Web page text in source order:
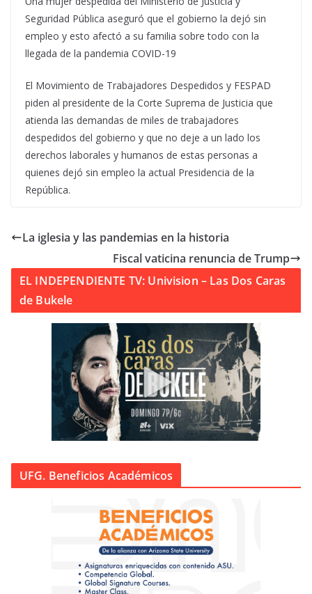
Seguridad Pública aseguró que el gobierno la dejó sin
empleo y esto afectó a su familia sobre todo con la
llegada de la pandemia COVID-19
El Movimiento de Trabajadores Despedidos y FESPAD
piden al presidente de la Corte Suprema de Justicia que
atienda las demandas de miles de trabajadores
despedidos del gobierno y que no deje a un lado los
derechos laborales y humanos de estas personas a
quienes dejó sin empleo la actual Presidencia de la
República.
La iglesia y las pandemias en la historia
Fiscal vaticina renuncia de Trump
EL INDEPENDIENTE TV: Univision – Las Dos Caras
de Bukele
UFG. Beneficios Académicos